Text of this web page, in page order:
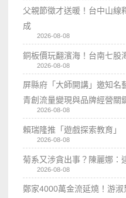
父親節徵才送暖！台中山
成
2026-08-08
銅板價玩翻濱海！台南七股
2026-08-08
屏縣府「大師開講」邀知
青創流量變現與品牌經營關
2026-08-08
賴瑞隆推「遊戲探索教育
2026-08-08
菊系又涉貪出事？陳麗娜：
2026-08-08
鄭家4000萬金流延燒！游淑